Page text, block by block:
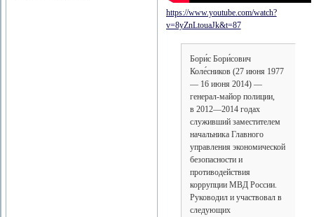
https://www.youtube.com/watch?
v=8yZnLtouaJk&t=87
Бори́с Бори́сович
Коле́сников (27 июня 1977
— 16 июня 2014) —
генерал-майор полиции,
в 2012—2014 годах
служивший заместителем
начальника Главного
управления экономической
безопасности и
противодействия
коррупции МВД России.
Руководил и участвовал в
следующих